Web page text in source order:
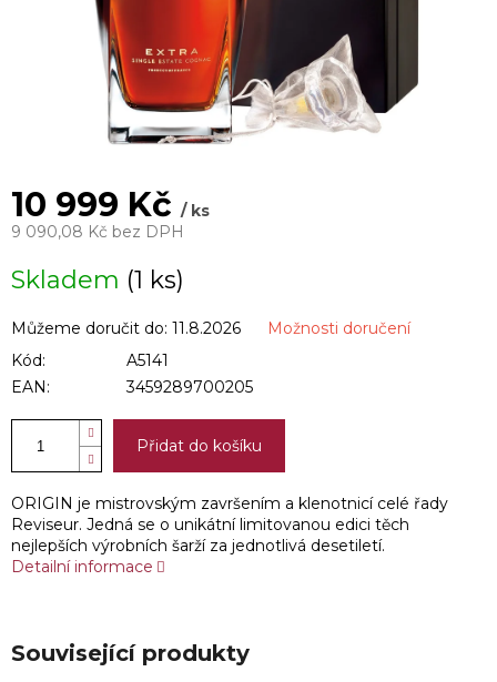
10 999 Kč/ ks
9 090,08 Kč bez DPH
cena:
Skladem (1 ks)
Můžeme doručit do: 11.8.2026
Možnosti doručení
Kód:
A5141
EAN:
3459289700205
Přidat do košíku
ORIGIN je mistrovským završením a klenotnicí celé řady
Reviseur. Jedná se o unikátní limitovanou edici těch
nejlepších výrobních šarží za jednotlivá desetiletí.
Detailní informace
Související produkty